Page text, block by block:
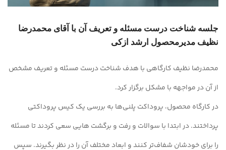
جلسه شناخت درست مسئله و تعریف آن با آقای محمدرضا
نظیف مدیرمحصول ارشد ازکی
محمدرضا نظیف کارگاهی با هدف شناخت درست مسئله و تعریف مشخص
از آن در مواجهه با مشکل برگزار کرد.
در کارگاه محصول، پروداکت پلنی‌ها به بررسی یک کیس پروداکتی
پرداختند. در ابتدا با سوالات و رفت و برگشت هایی سعی کردند تا مسئله
را برای خودشان شفاف‌تر کنند و ابعاد مختلف آن را در نظر بگیرند. سپس